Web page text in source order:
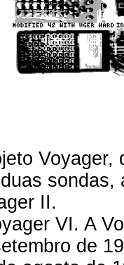
Voyager,
sondas,
II.
VI. A
de